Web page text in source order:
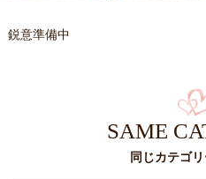
鋭意準備中
同じカテゴ
SAME